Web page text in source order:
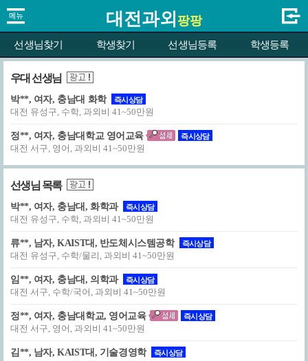
대전과외 팡팡
선생님찾기 학생찾기 선생님등록 학생등록
우대 선생님
박**, 여자, 충남대 화학 즉시상담
대전 유성구, 수학, 과외비 41~50만원
정**, 여자, 충남대학교 영어교육 즉시상담
대전 서구, 영어, 과외비 41~50만원
선생님 목록
박**, 여자, 충남대, 화학과 즉시상담
대전 유성구, 수학, 과외비 41~50만원
류**, 남자, KAIST대, 반도체시스템공학 즉시상담
대전 유성구, 수학/물리, 과외비 41~50만원
임**, 여자, 충남대, 의학과 즉시상담
대전 서구, 수학/국어, 과외비 41~50만원
정**, 여자, 충남대학교, 영어교육 즉시상담
대전 서구, 영어, 과외비 41~50만원
김**, 남자, KAIST대, 기술경영학 즉시상담